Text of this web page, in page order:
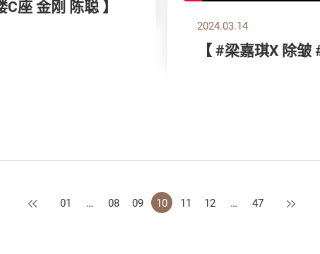
C座 金刚 陈聪 】
2024.03.14
【 #梁嘉琪X 除
上一页
01 … 08 09 10 11 12 … 47 下一页